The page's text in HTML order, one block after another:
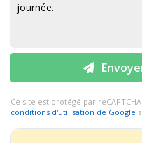
Ce site est protégé par reCAPTCHA.
conditions d'utilisation de Google